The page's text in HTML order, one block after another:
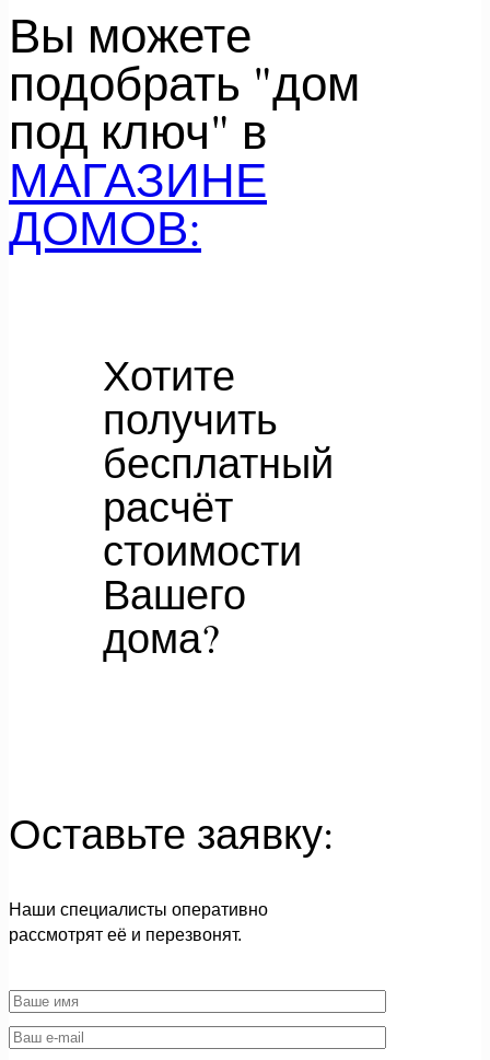
Вы можете
подобрать "дом
под ключ" в
МАГАЗИНЕ
ДОМОВ:
Хотите
получить
бесплатный
расчёт
стоимости
Вашего
дома?
Оставьте заявку:
Наши специалисты оперативно
рассмотрят её и перезвонят.